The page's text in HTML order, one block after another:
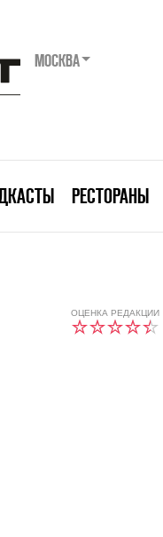
МОСКВА
РЕСТОРАНЫ
ОЦЕНКА РЕДАКЦИИ